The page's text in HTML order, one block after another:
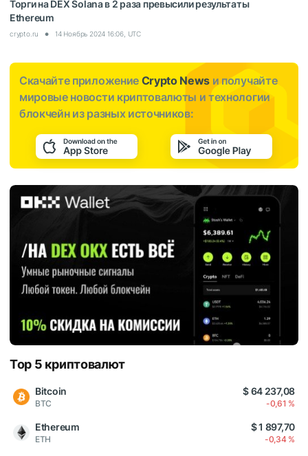
Торги на DEX Solana в 2 раза превысили результаты
Ethereum
crypto.ru 14 Ноябрь 2024 16:06, UTC
Скачайте приложение Crypto News и получайте
мировые новости криптовалюты и технологии
блокчейн из разных источников:
Top 5 криптовалют
Bitcoin
BTC
$ 64 237,08
-0,61 %
Ethereum
ETH
$ 1 897,70
-0,34 %